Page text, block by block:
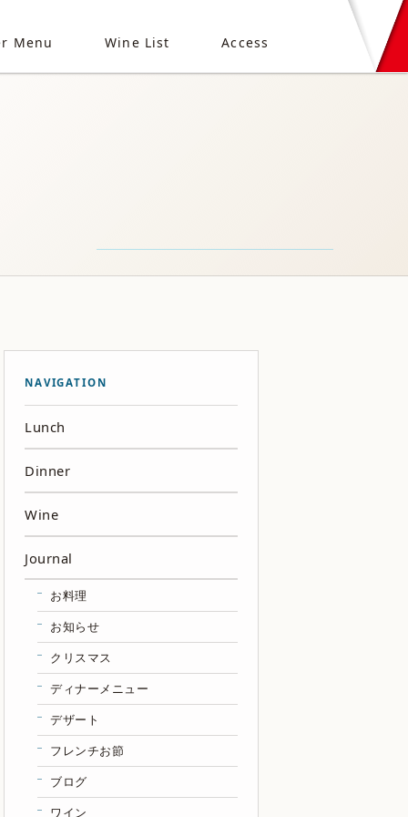
Menu Wine List Access
NAVIGATION
Lunch
Dinner
Wine
Journal
お料理
お知らせ
クリスマス
ディナーメニュー
デザート
フレンチお節
ブログ
ワイン